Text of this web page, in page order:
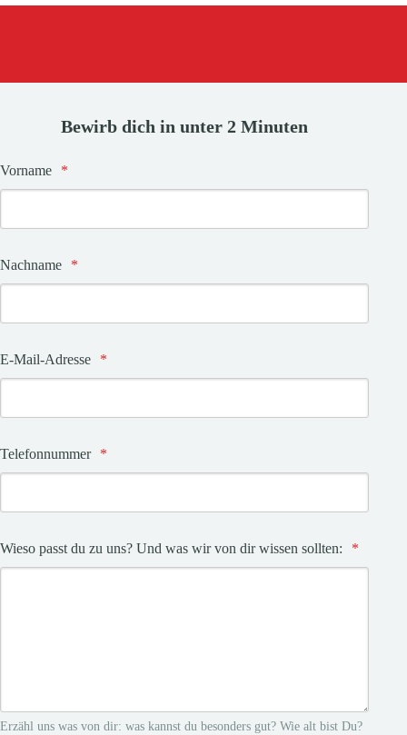
Bewirb dich in unter 2 Minuten
Vorname *
Nachname *
E-Mail-Adresse *
Telefonnummer *
Wieso passt du zu uns? Und was wir von dir wissen sollten: *
Erzähl uns was von dir: was kannst du besonders gut? Wie alt bist Du?